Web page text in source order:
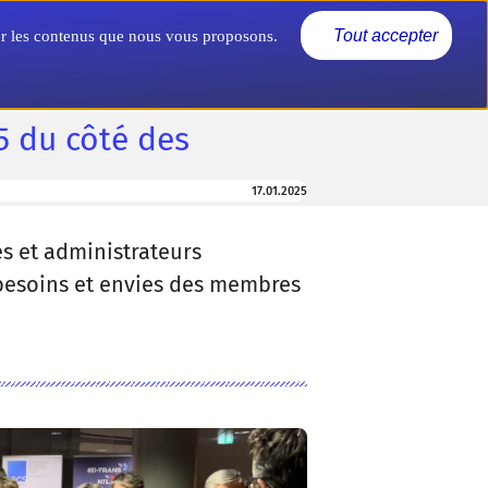
Nous connaître
du côté des
17.01.2025
et administrateurs
et envies des membres
contenus que nous vous proposons. Tout accepter